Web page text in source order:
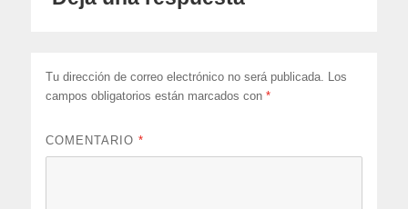
Tu dirección de correo electrónico no será publicada. Los
campos obligatorios están marcados con*
COMENTARIO*